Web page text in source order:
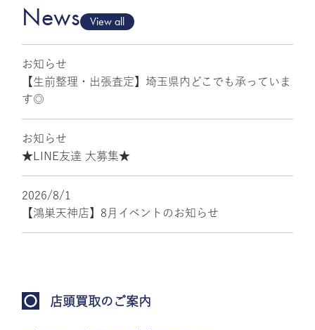
News View all
お知らせ
【生前整理・出張査定】埼玉県内どこでも承っていま
す◎
お知らせ
★LINE友達 大募集★
2026/8/1
【鴻巣天神店】8月イベントのお知らせ
店頭買取のご案内